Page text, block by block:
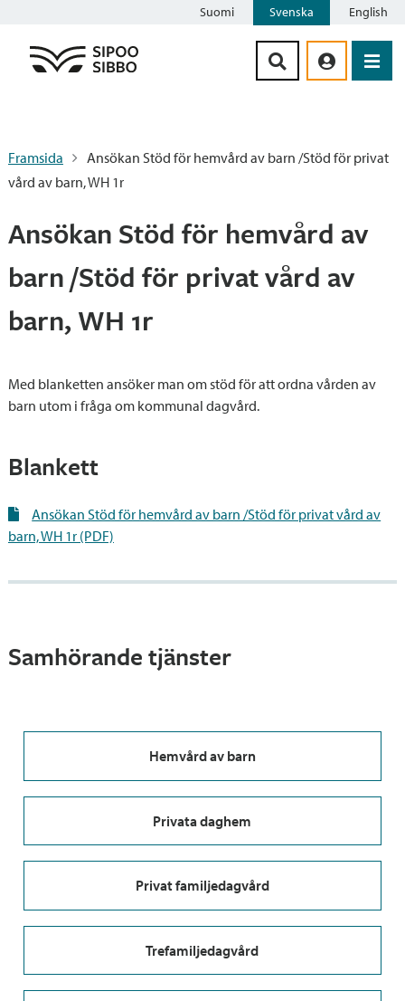
Suomi Svenska English
Framsida
Ansökan Stöd för hemvård av barn /Stöd för privat
vård av barn, WH 1r
Ansökan Stöd för hemvård av
barn /Stöd för privat vård av
barn, WH 1r
Med blanketten ansöker man om stöd för att ordna vården av
barn utom i fråga om kommunal dagvård.
Blankett
Ansökan Stöd för hemvård av barn /Stöd för privat vård av
barn, WH 1r (PDF)
Samhörande tjänster
Hemvård av barn
Privata daghem
Privat familjedagvård
Trefamiljedagvård